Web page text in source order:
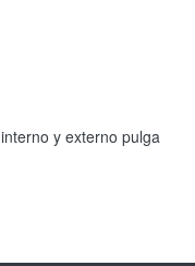
y externo pulga